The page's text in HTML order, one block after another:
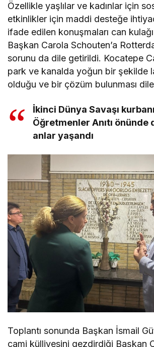
Özellikle yaşlılar ve kadınlar için
etkinlikler için maddi desteğe
ifade edilen konuşmaları can
Başkan Carola Schouten’a
sorunu da dile getirildi. Kocatepe
park ve kanalda yoğun bir şekilde
olduğu ve bir çözüm bulunması
İkinci Dünya Savaşı kurbanı
Öğretmenler Anıtı önünde
anlar yaşandı
Toplantı sonunda Başkan İsmail
cami külliyesini gezdirdiği Başkan